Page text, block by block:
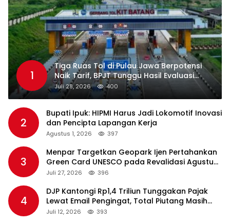
1
Tiga Ruas Tol di Pulau Jawa Berpotensi
Naik Tarif, BPJT Tunggu Hasil Evaluasi
Standar Pelayanan
Juli 28, 2026 400
2
Bupati Ipuk: HIPMI Harus Jadi Lokomotif Inovasi
dan Pencipta Lapangan Kerja
Agustus 1, 2026 397
3
Menpar Targetkan Geopark Ijen Pertahankan
Green Card UNESCO pada Revalidasi Agustus
2026
Juli 27, 2026 396
4
DJP Kantongi Rp1,4 Triliun Tunggakan Pajak
Lewat Email Pengingat, Total Piutang Masih
Rp36 Triliun
Juli 12, 2026 393